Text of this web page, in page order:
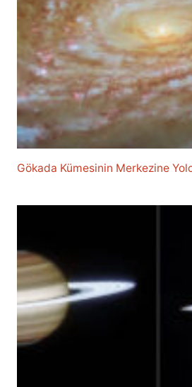
Gökada Kümesinin Merkezine